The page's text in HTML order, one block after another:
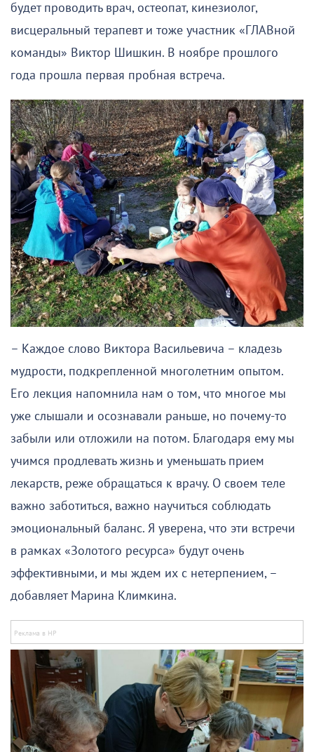
будет проводить врач, остеопат, кинезиолог,
висцеральный терапевт и тоже участник «ГЛАВной
команды» Виктор Шишкин. В ноябре прошлого
года прошла первая пробная встреча.
– Каждое слово Виктора Васильевича – кладезь
мудрости, подкрепленной многолетним опытом.
Его лекция напомнила нам о том, что многое мы
уже слышали и осознавали раньше, но почему-то
забыли или отложили на потом. Благодаря ему мы
учимся продлевать жизнь и уменьшать прием
лекарств, реже обращаться к врачу. О своем теле
важно заботиться, важно научиться соблюдать
эмоциональный баланс. Я уверена, что эти встречи
в рамках «Золотого ресурса» будут очень
эффективными, и мы ждем их с нетерпением, –
добавляет Марина Климкина.